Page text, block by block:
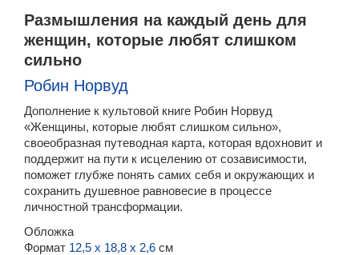
Размышления на каждый день для
женщин, которые любят слишком
сильно
Робин Норвуд
Дополнение к культовой книге Робин Норвуд
«Женщины, которые любят слишком сильно»,
своеобразная путеводная карта, которая вдохновит и
поддержит на пути к исцелению от созависимости,
поможет глубже понять самих себя и окружающих и
сохранить душевное равновесие в процессе
личностной трансформации.
Обложка
Формат 12,5 х 18,8 х 2,6см